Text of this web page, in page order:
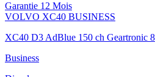
Garantie 12 Mois
VOLVO XC40 BUSINESS
XC40 D3 AdBlue 150 ch Geartronic 8
Business